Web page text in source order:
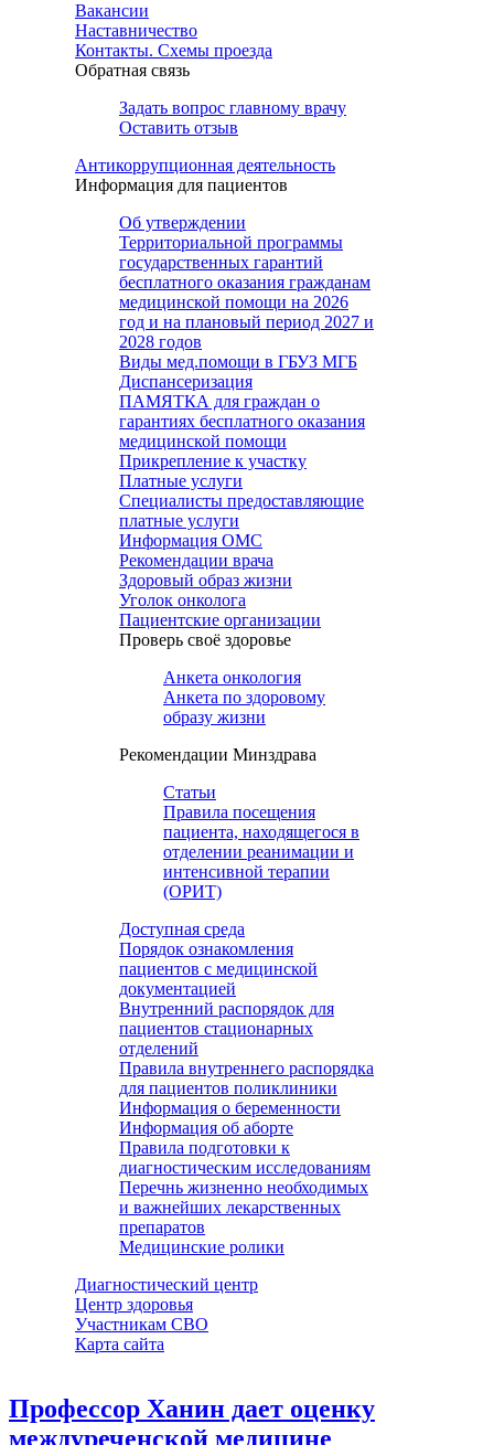
Вакансии
Наставничество
Контакты. Схемы проезда
Обратная связь
Задать вопрос главному врачу
Оставить отзыв
Антикоррупционная деятельность
Информация для пациентов
Об утверждении
Территориальной программы
государственных гарантий
бесплатного оказания гражданам
медицинской помощи на 2026
год и на плановый период 2027 и
2028 годов
Виды мед.помощи в ГБУЗ МГБ
Диспансеризация
ПАМЯТКА для граждан о
гарантиях бесплатного оказания
медицинской помощи
Прикрепление к участку
Платные услуги
Специалисты предоставляющие
платные услуги
Информация ОМС
Рекомендации врача
Здоровый образ жизни
Уголок онколога
Пациентские организации
Проверь своё здоровье
Анкета онкология
Анкета по здоровому
образу жизни
Рекомендации Минздрава
Статьи
Правила посещения
пациента, находящегося в
отделении реанимации и
интенсивной терапии
(ОРИТ)
Доступная среда
Порядок ознакомления
пациентов с медицинской
документацией
Внутренний распорядок для
пациентов стационарных
отделений
Правила внутреннего распорядка
для пациентов поликлиники
Информация о беременности
Информация об аборте
Правила подготовки к
диагностическим исследованиям
Перечнь жизненно необходимых
и важнейших лекарственных
препаратов
Медицинские ролики
Диагностический центр
Центр здоровья
Участникам СВО
Карта сайта
Профессор Ханин дает оценку
междуреченской медицине